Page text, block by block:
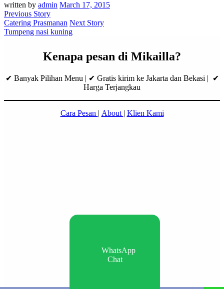
written by admin March 17, 2015
Previous Story
Catering Prasmanan Next Story
Tumpeng nasi kuning
Kenapa pesan di Mikailla?
✔ Banyak Pilihan Menu | ✔ Gratis kirim ke Jakarta dan Bekasi | ✔
Harga Terjangkau
Cara Pesan | About | Klien Kami
WhatsApp
Chat